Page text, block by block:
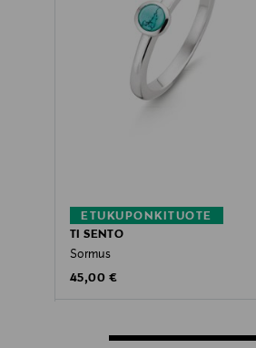
ETUKUPONKITUOTE
TI SENTO
Sormus
Original Price
45,00 €